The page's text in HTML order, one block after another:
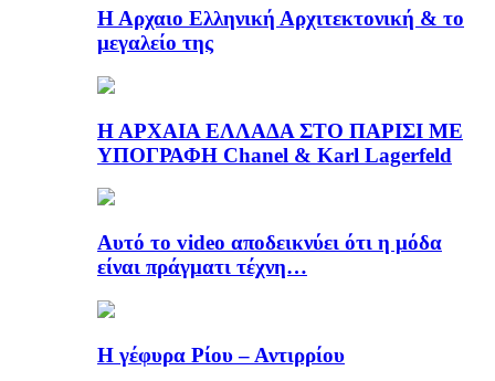
Η Αρχαιο Ελληνική Αρχιτεκτονική & το
μεγαλείο της
Η ΑΡΧΑΙΑ ΕΛΛΑΔΑ ΣΤΟ ΠΑΡΙΣΙ ΜΕ
ΥΠΟΓΡΑΦΗ Chanel & Karl Lagerfeld
Αυτό το video αποδεικνύει ότι η μόδα
είναι πράγματι τέχνη…
Η γέφυρα Ρίου – Αντιρρίου